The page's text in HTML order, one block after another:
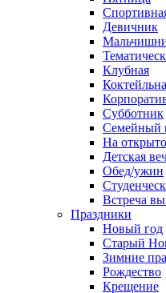
Девичник
Клубная
Субботник
Семейный
На
Детская
Обед/ужин
Встреча
Праздники
Новый год
Старый
Зимние
Рождество
Крещение